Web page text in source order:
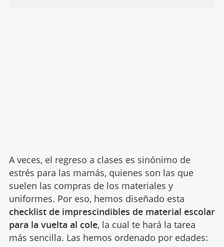
A veces, el regreso a clases es sinónimo de
estrés para las mamás, quienes son las que
suelen las compras de los materiales y
uniformes. Por eso, hemos diseñado esta
checklist de imprescindibles de material escolar
para la vuelta al cole, la cual te hará la tarea
más sencilla. Las hemos ordenado por edades: